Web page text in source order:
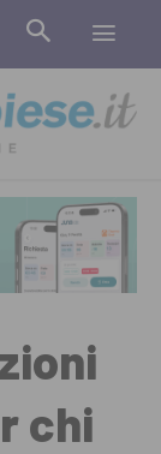
chi